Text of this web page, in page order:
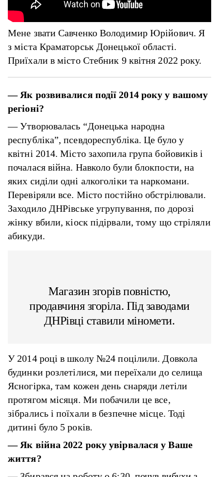
Мене звати Савченко Володимир Юрійович. Я
з міста Краматорськ Донецької області.
Приїхали в місто Стебник 9 квітня 2022 року.
— Як розвивалися події 2014 року у вашому
регіоні?
— Утворювалась “Донецька народна
республіка”, псевдореспубліка. Це було у
квітні 2014. Місто захопила група бойовиків і
почалася війна. Навколо були блокпости, на
яких сиділи одні алкоголіки та наркомани.
Перевіряли все. Місто постійно обстрілювали.
Заходило ДНРівське угрупування, по дорозі
жінку вбили, кіоск підірвали, тому що стріляли
абикуди.
Магазин згорів повністю,
продавчиня згоріла. Під заводами
ДНРівці ставили міномети.
У 2014 році в школу №24 поцілили. Довкола
будинки розлетілися, ми переїхали до селища
Ясногірка, там кожен день снаряди летіли
протягом місяця. Ми побачили це все,
зібрались і поїхали в безпечне місце. Тоді
дитині було 5 років.
— Як війна 2022 року увірвалася у Ваше
життя?